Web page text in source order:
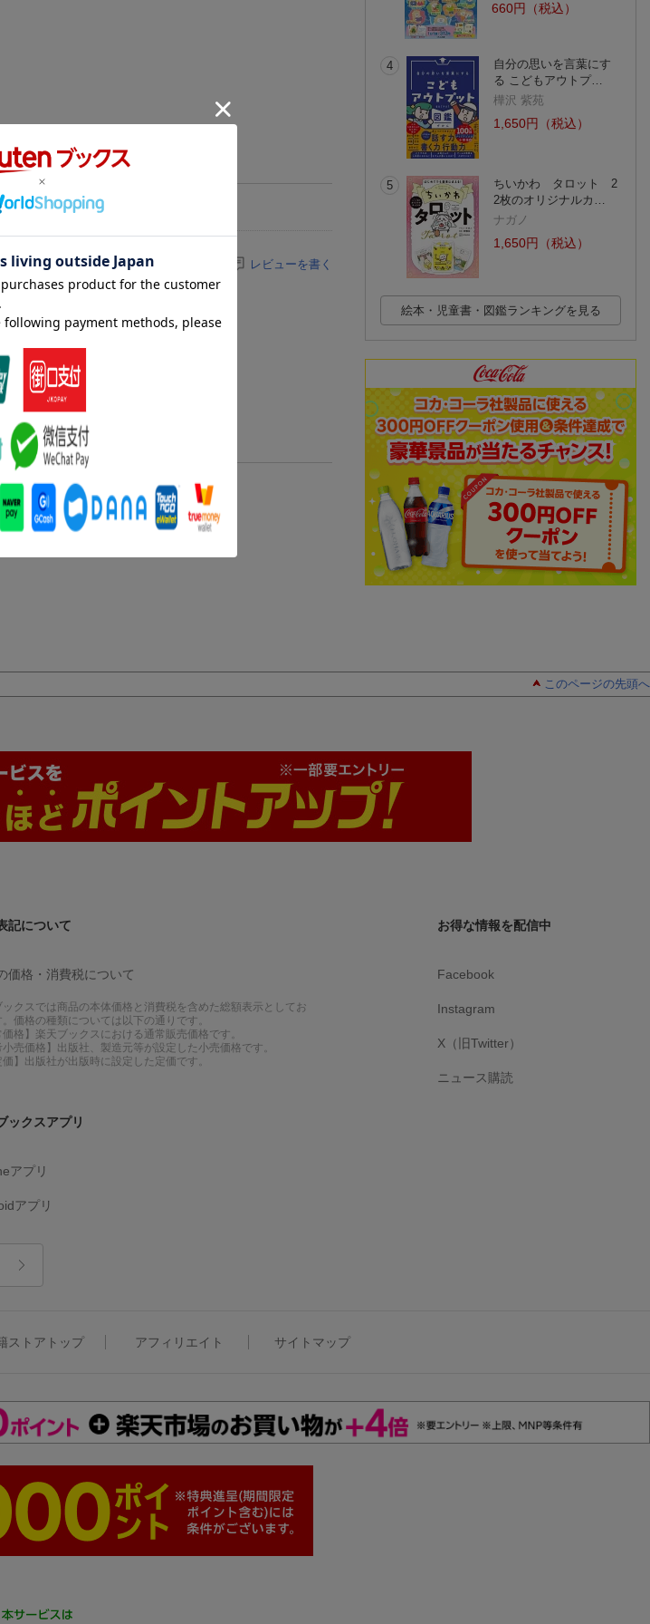
レビューを書く
660円（税込）
4
自分の思いを言葉にす
る こどもアウトプ…
樺沢 紫苑
1,650円（税込）
5
ちいかわ タロット 2
2枚のオリジナルカ…
ナガノ
1,650円（税込）
絵本・児童書・図鑑ランキングを見る
このページの先頭へ
記について
価格・消費税について
ックスでは商品の本体価格と消費税を含めた総額表示としてお
。価格の種類については以下の通りです。
価格】楽天ブックスにおける通常販売価格です。
小売価格】出版社、製造元等が設定した小売価格です。
価】出版社が出版時に設定した定価です。
ックスアプリ
アプリ
アプリ
お得な情報を配信中
Facebook
Instagram
X（旧Twitter）
ニュース購読
ストアトップ アフィリエイト サイトマップ